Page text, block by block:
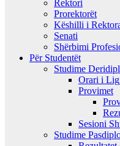
Rektori
Prorektorët
Këshilli i
Senati
Shërbimi
Për Studentët
Studime
Orari i
Provimet
Sesioni
Studime